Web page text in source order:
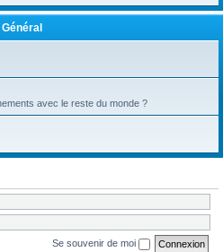
Général
avec le reste du monde ?
Se souvenir de moi